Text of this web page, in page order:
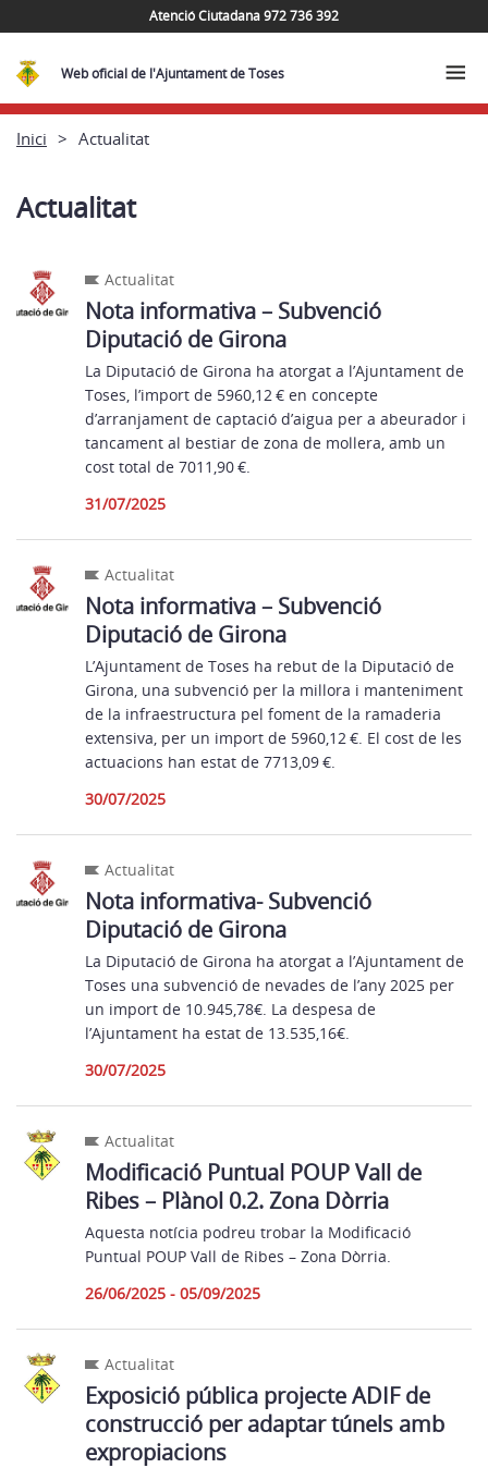
Atenció Ciutadana 972 736 392
Web oficial de l'Ajuntament de Toses
Inici Actualitat
Actualitat
Actualitat
Nota informativa – Subvenció
Diputació de Girona
La Diputació de Girona ha atorgat a l’Ajuntament de
Toses, l’import de 5960,12 € en concepte
d’arranjament de captació d’aigua per a abeurador i
tancament al bestiar de zona de mollera, amb un
cost total de 7011,90 €.
31/07/2025
Actualitat
Nota informativa – Subvenció
Diputació de Girona
L’Ajuntament de Toses ha rebut de la Diputació de
Girona, una subvenció per la millora i manteniment
de la infraestructura pel foment de la ramaderia
extensiva, per un import de 5960,12 €. El cost de les
actuacions han estat de 7713,09 €.
30/07/2025
Actualitat
Nota informativa- Subvenció
Diputació de Girona
La Diputació de Girona ha atorgat a l’Ajuntament de
Toses una subvenció de nevades de l’any 2025 per
un import de 10.945,78€. La despesa de
l’Ajuntament ha estat de 13.535,16€.
30/07/2025
Actualitat
Modificació Puntual POUP Vall de
Ribes – Plànol 0.2. Zona Dòrria
Aquesta notícia podreu trobar la Modificació
Puntual POUP Vall de Ribes – Zona Dòrria.
26/06/2025 - 05/09/2025
Actualitat
Exposició pública projecte ADIF de
construcció per adaptar túnels amb
expropiacions